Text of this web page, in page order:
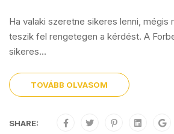
Ha valaki szeretne sikeres lenni, mégis
teszik fel rengetegen a kérdést. A
sikeres...
TOVÁBB OLVASOM
SHARE: